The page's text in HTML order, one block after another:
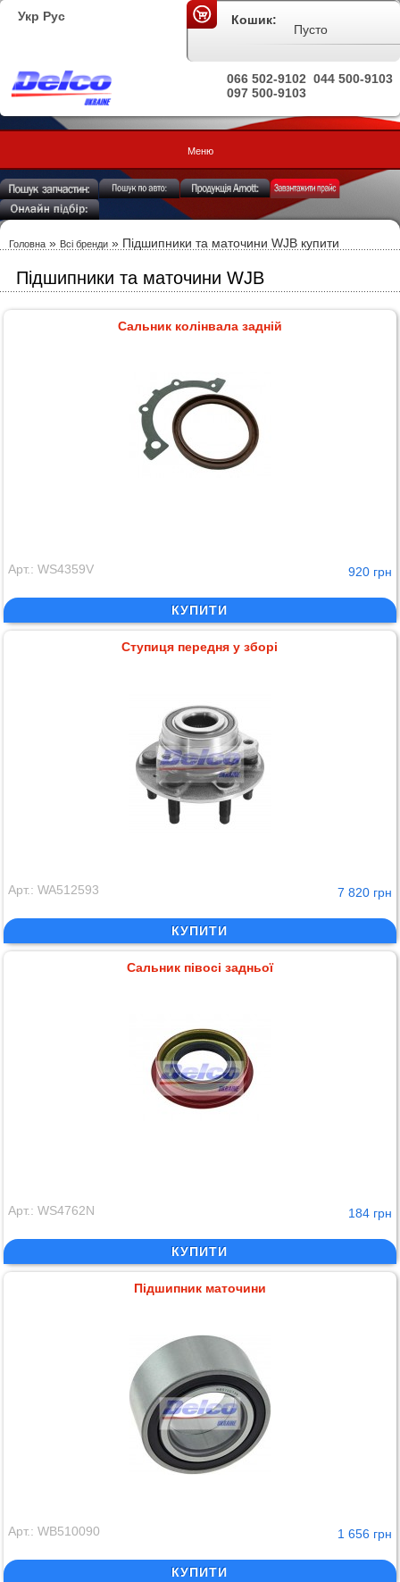
Укр Рус
044 500-9103
066 502-9102
097 500-9103
Кошик:
Пусто
Меню
Головна » Всі бренди » Підшипники та маточини WJB купити
Підшипники та маточини WJB
Сальник колінвала задній
Арт.: WS4359V 920 грн
КУПИТИ
Ступиця передня у зборі
Арт.: WA512593 7 820 грн
КУПИТИ
Сальник півосі задньої
Арт.: WS4762N 184 грн
КУПИТИ
Підшипник маточини
Арт.: WB510090 1 656 грн
КУПИТИ